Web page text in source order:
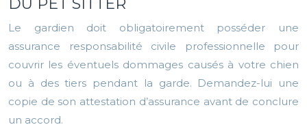
Le gardien doit obligatoirement posséder une
assurance responsabilité civile professionnelle pour
couvrir les éventuels dommages causés à votre chien
ou à des tiers pendant la garde. Demandez-lui une
copie de son attestation d’assurance avant de conclure
un accord.